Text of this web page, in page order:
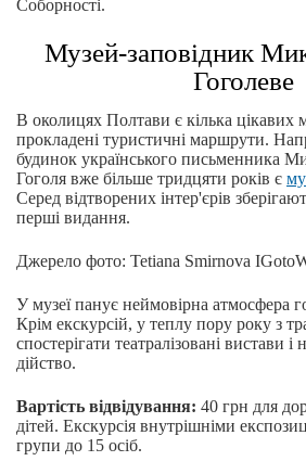
Соборності.
Музей-заповідник
Гоголеве
В околицях Полтави є кілька цікавих
прокладені туристичні маршрути.
будинок українського письменника
Гоголя вже більше тридцяти років є
Серед відтворених інтер'єрів
перші видання.
Джерело фото: Tetiana Smirnova
У музеї панує неймовірна атмосфера
Крім екскурсій, у теплу пору року з
спостерігати театралізовані вистави
дійство.
Вартість відвідування: 40 грн для
дітей. Екскурсія внутрішніми
групи до 15 осіб.